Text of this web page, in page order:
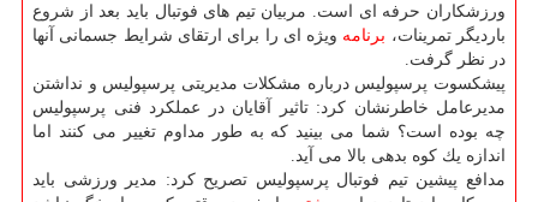
ورزشكاران حرفه ای است. مربیان تیم های فوتبال باید بعد از شروع
باردیگر تمرینات، برنامه ویژه ای را برای ارتقای شرایط جسمانی آنها
در نظر گرفت.
پیشكسوت پرسپولیس درباره مشكلات مدیریتی پرسپولیس و نداشتن
مدیرعامل خاطرنشان كرد: تاثیر آقایان در عملكرد فنی پرسپولیس
چه بوده است؟ شما می بینید كه به طور مداوم تغییر می كنند اما
اندازه یك كوه بدهی بالا می آید.
مدافع پیشین تیم فوتبال پرسپولیس تصریح كرد: مدیر ورزشی باید